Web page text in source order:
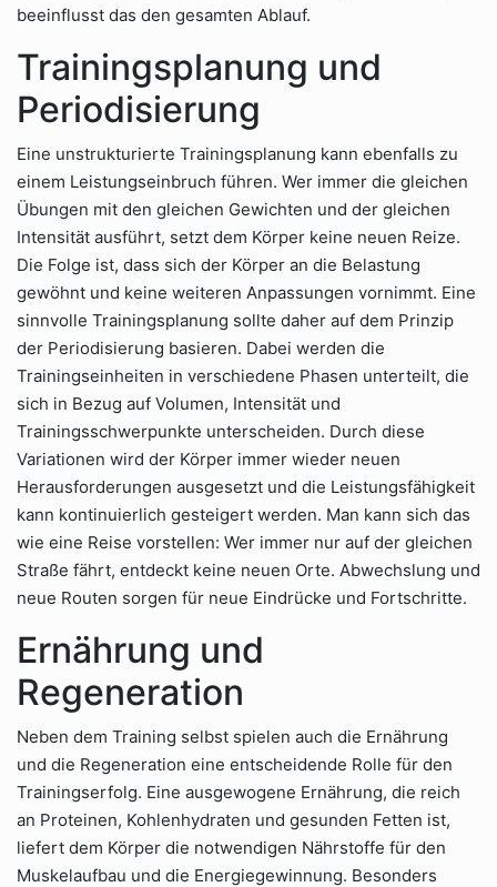
beeinflusst das den gesamten Ablauf.
Trainingsplanung und
Periodisierung
Eine unstrukturierte Trainingsplanung kann ebenfalls zu
einem Leistungseinbruch führen. Wer immer die gleichen
Übungen mit den gleichen Gewichten und der gleichen
Intensität ausführt, setzt dem Körper keine neuen Reize.
Die Folge ist, dass sich der Körper an die Belastung
gewöhnt und keine weiteren Anpassungen vornimmt. Eine
sinnvolle Trainingsplanung sollte daher auf dem Prinzip
der Periodisierung basieren. Dabei werden die
Trainingseinheiten in verschiedene Phasen unterteilt, die
sich in Bezug auf Volumen, Intensität und
Trainingsschwerpunkte unterscheiden. Durch diese
Variationen wird der Körper immer wieder neuen
Herausforderungen ausgesetzt und die Leistungsfähigkeit
kann kontinuierlich gesteigert werden. Man kann sich das
wie eine Reise vorstellen: Wer immer nur auf der gleichen
Straße fährt, entdeckt keine neuen Orte. Abwechslung und
neue Routen sorgen für neue Eindrücke und Fortschritte.
Ernährung und
Regeneration
Neben dem Training selbst spielen auch die Ernährung
und die Regeneration eine entscheidende Rolle für den
Trainingserfolg. Eine ausgewogene Ernährung, die reich
an Proteinen, Kohlenhydraten und gesunden Fetten ist,
liefert dem Körper die notwendigen Nährstoffe für den
Muskelaufbau und die Energiegewinnung. Besonders